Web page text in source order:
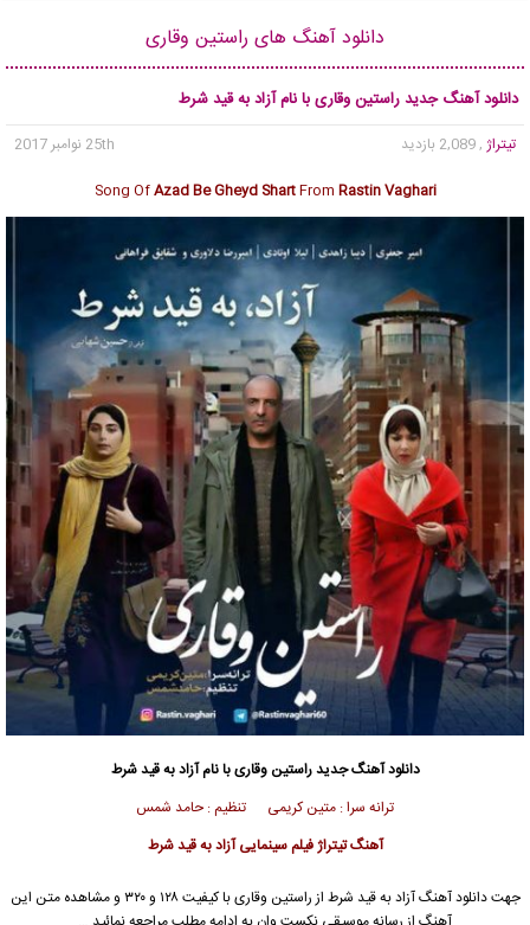
دانلود آهنگ های راستین وقاری
دانلود آهنگ جدید راستین وقاری با نام آزاد به قید شرط
تیتراژ , 2,089 بازدید
25th نوامبر 2017
Song OfAzad Be Gheyd ShartFrom Rastin Vaghari
دانلود آهنگ جدیدراستین وقاریبا نام آزاد به قید شرط
ترانه سرا : متین کریمی تنظیم : حامد شمس
آهنگتیتراژ فیلم سینمایی آزاد به قید شرط
جهت دانلود آهنگ آزاد به قید شرط از راستین وقاری
با کیفیت ۱۲۸ و ۳۲۰ و مشاهده متن این